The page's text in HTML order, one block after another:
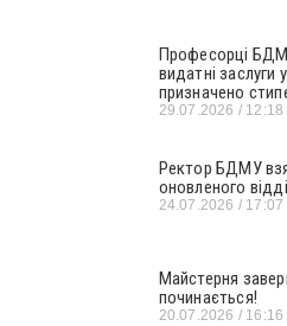
Професорці
видатні заслуги
призначено
29.07.2026 12:18
Ректор БДМУ
оновленого
24.07.2026 17:07
Майстерня
починається!
20.07.2026 16:16